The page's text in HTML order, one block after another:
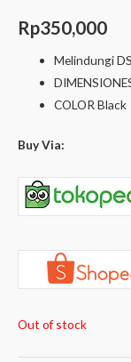
Rp350,000
Melindungi
COLOR Black
Buy Via:
Out of stock